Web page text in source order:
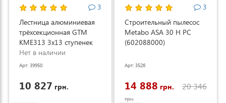
3
Лестница алюминиевая
трёхсекционная GTM
KME313 3x13 ступенек
3.53-8.93м (KME313)
Нет в наличии
Арт: 39950
10 827 грн.
3
Строительный пылесос
Metabo ASA 30 H PC
(602088000)
Арт: 3526
14 888 грн. 20 346
грн.